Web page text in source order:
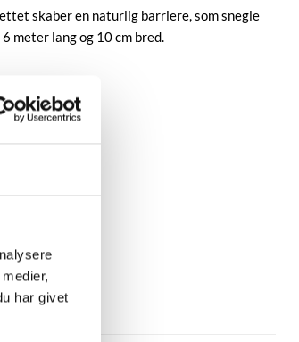
har givet
skaber en naturlig barriere, som snegle
meter lang og 10 cm bred.